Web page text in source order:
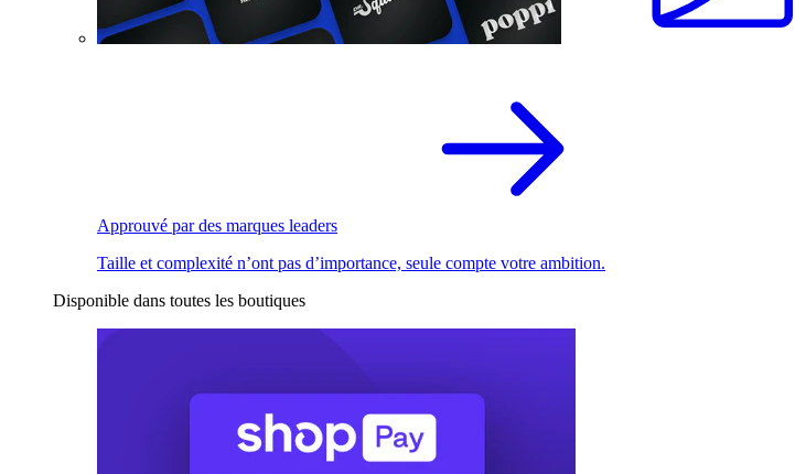
Approuvé par des marques leaders
Taille et complexité n’ont pas d’importance, seule compte votre ambition.
Disponible dans toutes les boutiques